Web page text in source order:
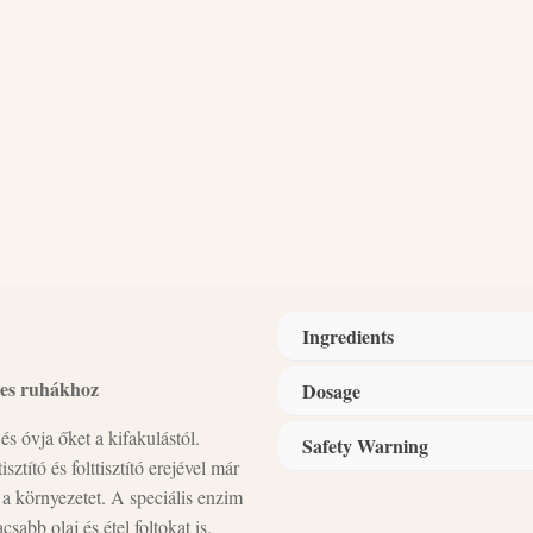
ruhákhoz
óvja őket a kifakulástól.
és folttisztító erejével már
környezetet. A speciális enzim
olaj és étel foltokat is.
Ingredients
Ingredients
Dosage
Adagolás: 10-15 g/ kg száraz
Safety Warning